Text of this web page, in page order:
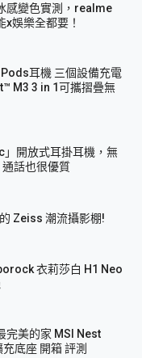
感變色實測，realme
x娛樂全都要！
耳機 三個設備充電
M3 3 in 1可攜摺疊無
」開放式耳掛耳機，無
話也很優質
Zeiss 潮流攝影棚!
衣莉莎白 H1 Neo
完美的家 MSI Nest
底座 開箱 評測